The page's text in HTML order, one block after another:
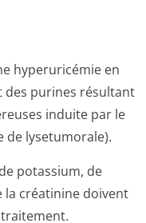
hyperuricémie en
des purines résultant
induite par le
lysetumorale).
potassium, de
la créatinine doivent